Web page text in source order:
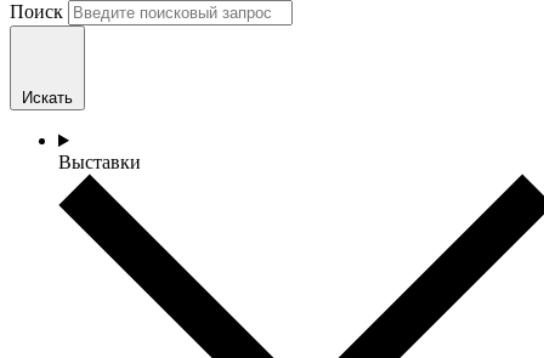
Поиск
Искать
Выставки